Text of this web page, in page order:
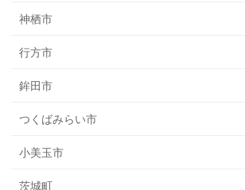
神栖市
行方市
鉾田市
つくばみらい市
小美玉市
茨城町